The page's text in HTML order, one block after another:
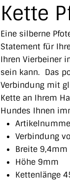
Kette
Eine silberne
Statement für
Ihren Vierbeiner
sein kann. Das
Verbindung mit
Kette an Ihrem
Hundes Ihnen
Verbindung
Breite 9,4mm
Höhe 9mm
Kettenlänge